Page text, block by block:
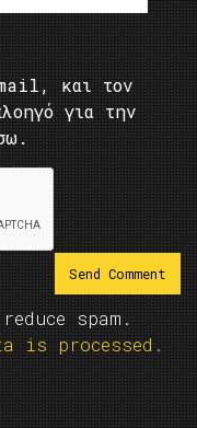
και τον
για την
spam.
is processed.